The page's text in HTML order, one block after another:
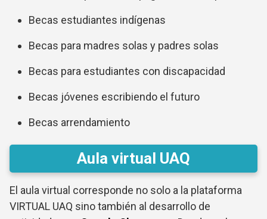
Becas estudiantes indígenas
Becas para madres solas y padres solas
Becas para estudiantes con discapacidad
Becas jóvenes escribiendo el futuro
Becas arrendamiento
Aula virtual UAQ
El aula virtual corresponde no solo a la plataforma
VIRTUAL UAQ sino también al desarrollo de